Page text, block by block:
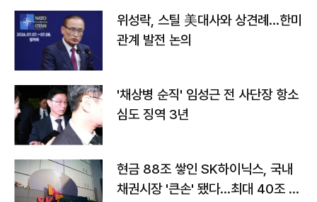
위성락, 스틸 美대사와 상견례…한미
관계 발전 논의
'채상병 순직' 임성근 전 사단장 항소
심도 징역 3년
현금 88조 쌓인 SK하이닉스, 국내
채권시장 '큰손' 됐다…최대 40조 투